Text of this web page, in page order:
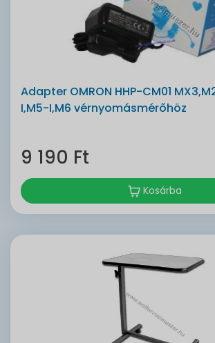
Adapter OMRON HHP-CM01
I,M5-I,M6 vérnyomásmérőhöz
9 190 Ft
Kosárba